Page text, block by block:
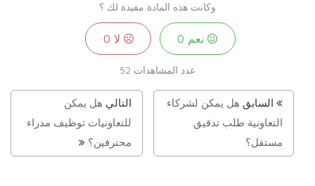
وكانت هذه المادة مفيدة لك ؟
نعم 0 لا 0
عدد المشاهدات 52
السابق هل يمكن لشركاء
التعاونية طلب تدقيق
مستقل؟
التالي هل يمكن
للتعاونيات توظيف مدراء
محترفين؟